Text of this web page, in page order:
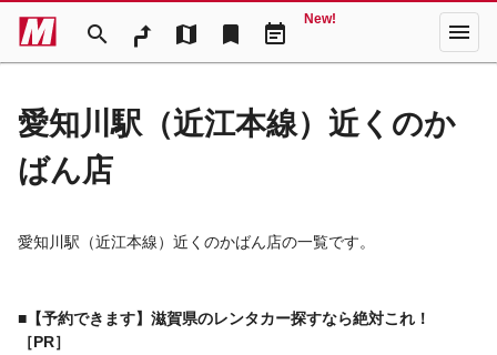
search map bookmark event_note
New! menu
愛知川駅（近江本線）近くのか
ばん店
愛知川駅（近江本線）近くのかばん店の一覧です。
■【予約できます】滋賀県のレンタカー探すなら絶対これ！
［PR］